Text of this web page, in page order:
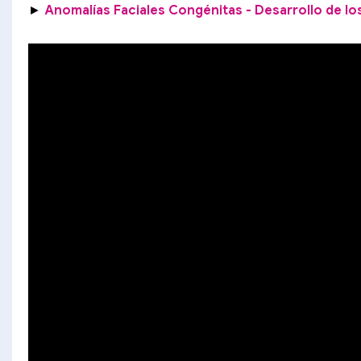
► Anomalías Faciales Congénitas - Desarrollo de